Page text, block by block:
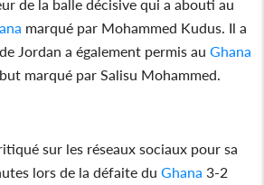
de la balle décisive qui a abouti au
marqué par Mohammed Kudus. Il a
Jordan a également permis auGhana
marqué par Salisu Mohammed.
sur les réseaux sociaux pour sa
lors de la défaite duGhana 3-2